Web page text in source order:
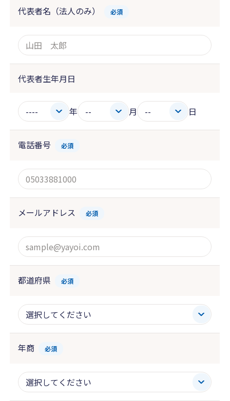
代表者名（法人のみ） 必須
代表者生年月日
年 月 日
電話番号 必須
メールアドレス 必須
都道府県 必須
年商 必須